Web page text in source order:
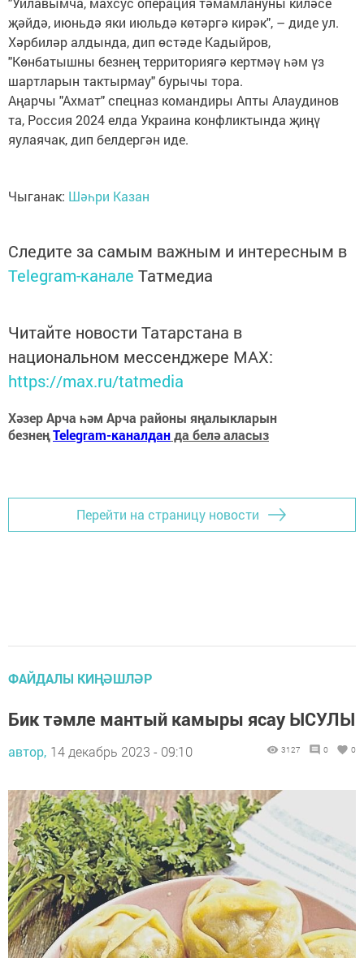
җәйдә, июньдә яки июльдә көтәргә кирәк", – диде ул.
Хәрбиләр алдында, дип өстәде Кадыйров,
"Көнбатышны безнең территориягә кертмәү һәм үз
шартларын тактырмау" бурычы тора.
Аңарчы "Ахмат" спецназ командиры Апты Алаудинов
та, Россия 2024 елда Украина конфликтында җиңү
яулаячак, дип белдергән иде.
Чыганак: Шәһри Казан
Следите за самым важным и интересным в
Telegram-канале Татмедиа
Читайте новости Татарстана в
национальном мессенджере MАХ:
https://max.ru/tatmedia
Хәзер Арча һәм Арча районы яңалыкларын
безнеңTelegram-каналданда белә аласыз
Перейти на страницу новости
ФАЙДАЛЫ КИҢӘШЛӘР
Бик тәмле мантый камыры ясау ЫСУЛЫ
автор, 14 декабрь 2023 - 09:10 3127 0 0